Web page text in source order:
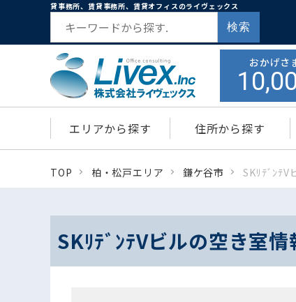
貸事務所、賃貸事務所、賃貸オフィスのライヴェックス
検索
おかげさ
エリアから探す 住所から探す
TOP 柏・松戸エリア 鎌ケ谷市 SKﾘﾃﾞﾝﾃV
SKﾘﾃﾞﾝﾃVビルの空き室情